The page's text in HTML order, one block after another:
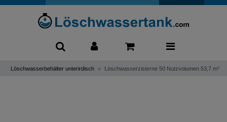
Löschwasserbehälter unterirdisch Löschwasserzisterne 50 Nutzvolumen 53,7 m³